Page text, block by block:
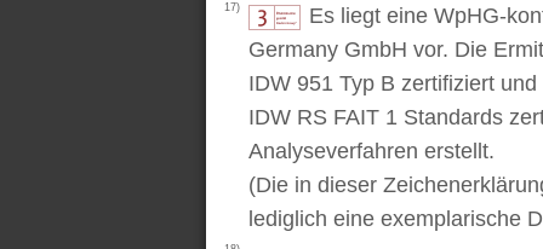
17)
Es liegt eine WpHG-
Germany GmbH vor. Die
IDW 951 Typ B zertifiziert
IDW RS FAIT 1 Standards
Analyseverfahren erstellt.
(Die in dieser
lediglich eine exemplarische